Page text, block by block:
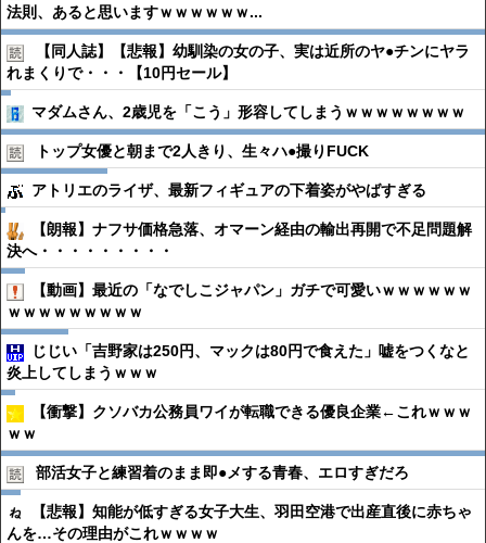
法則、あると思いますｗｗｗｗｗｗ...
【同人誌】【悲報】幼馴染の女の子、実は近所のヤ●︎チンにヤラ
れまくりで・・・【10円セール】
マダムさん、2歳児を「こう」形容してしまうｗｗｗｗｗｗｗｗ
トップ女優と朝まで2人きり、生々ハ●︎撮りFUCK
アトリエのライザ、最新フィギュアの下着姿がやばすぎる
【朗報】ナフサ価格急落、オマーン経由の輸出再開で不足問題解
決へ・・・・・・・・・
【動画】最近の「なでしこジャパン」ガチで可愛いｗｗｗｗｗｗ
ｗｗｗｗｗｗｗｗｗ
じじい「吉野家は250円、マックは80円で食えた」嘘をつくなと
炎上してしまうｗｗｗ
【衝撃】クソバカ公務員ワイが転職できる優良企業←これｗｗｗ
ｗｗ
部活女子と練習着のまま即●︎メする青春、エロすぎだろ
【悲報】知能が低すぎる女子大生、羽田空港で出産直後に赤ちゃ
んを…その理由がこれｗｗｗｗ